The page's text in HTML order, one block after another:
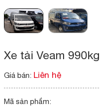
Xe tải Veam
Giá bán: Liên hệ
Mã sản phẩm: